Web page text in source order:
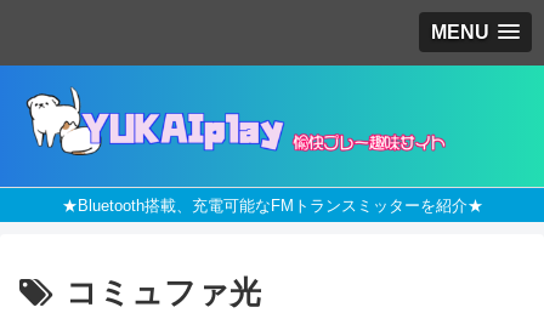
MENU
★Bluetooth搭載、充電可能なFMトランスミッターを紹介★
コミュファ光